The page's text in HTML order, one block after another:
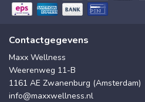
Contactgegevens
Maxx Wellness
Weerenweg 11-B
1161 AE Zwanenburg (Amsterdam)
info@maxxwellness.nl